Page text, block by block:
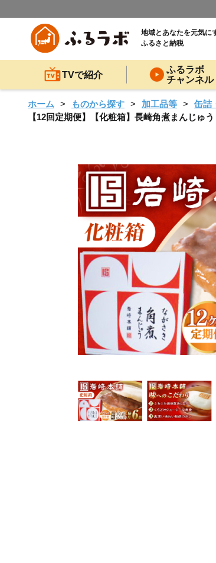
地域とあなたを元気に
ふるさと納税
TVで紹介
ふるラボ
チャンネル
ホーム ものから探す 加工品等
缶詰
【12回定期便】【化粧箱】長崎角煮まんじゅ